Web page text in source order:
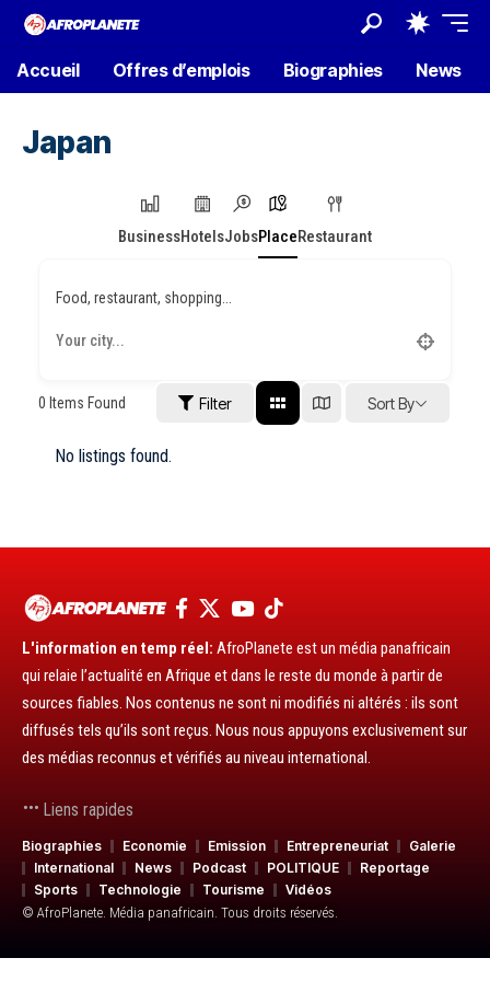
Accueil Offres d’emplois Biographies News
Japan
BusinessHotelsJobsPlaceRestaurant
Food, restaurant, shopping...
0 Items Found Filter Sort By
No listings found.
L'information en temp réel: AfroPlanete est un média panafricain
qui relaie l’actualité en Afrique et dans le reste du monde à partir de
sources fiables. Nos contenus ne sont ni modifiés ni altérés : ils sont
diffusés tels qu’ils sont reçus. Nous nous appuyons exclusivement sur
des médias reconnus et vérifiés au niveau international.
Liens rapides
Biographies Economie Emission Entrepreneuriat
Galerie
International
News Podcast POLITIQUE
Reportage
Sports
Technologie Tourisme
Vidéos
© AfroPlanete. Média panafricain. Tous droits réservés.